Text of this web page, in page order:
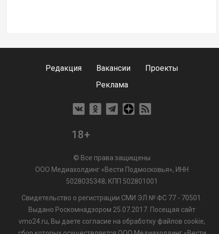
Редакция Вакансии
Проекты
Реклама
18+
© Все права защищены
ООО Медиахолдинг «Вести Подмосковья», ИНН
5028035348; КПП 502801001
Свидетельство о регистрации СМИ ЭЛ № ФС 77 - 70501.
Выдано Роскомнадзором 25.07.2017. Посещая сайт
vmo24.ru, Вы даете согласие на обработку файлов cookie,